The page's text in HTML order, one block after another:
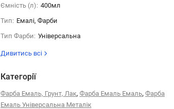
Ємність (л): 400мл
Тип: Емалі, Фарби
Тип Фарби: Універсальна
Дивитись всі
Категорії
Фарба Емаль, Грунт, Лак, Фарба Емаль Емаль, Фарба
Емаль Універсальна Металік